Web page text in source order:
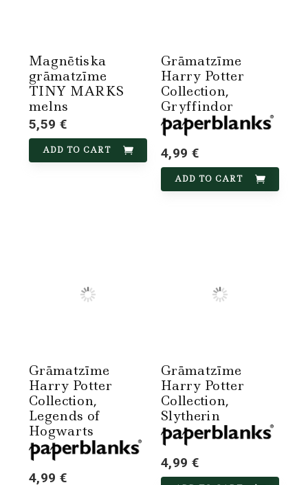
Magnētiska
grāmatzīme
TINY MARKS
melns
5,59 €
ADD TO CART
Grāmatzīme
Harry Potter
Collection,
Gryffindor
4,99 €
ADD TO CART
Grāmatzīme
Harry Potter
Collection,
Legends of
Hogwarts
4,99 €
Grāmatzīme
Harry Potter
Collection,
Slytherin
4,99 €